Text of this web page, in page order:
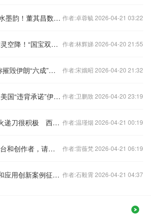
解锁“行万里路”的山水墨韵！董其昌数字水墨限量发行 作者:卓蓉毓 2026-04-21 03:22
黑白萌宠携手金色精灵空降！“国宝双辉·守护珍稀”数字作品发行 作者:林辉娣 2026-04-20 21:55
以军披露作战细节 称摧毁伊朗“六成”导弹发射装置 作者:宋娥昭 2026-04-20 21:32
伊朗军方发言人：因美国“违背承诺”伊方已恢复对霍尔木兹海峡的控制 作者:卫鹏致 2026-04-20 23:19
观天下·俄乌冲突|拱火递刀很积极 西方对乌财政“画饼”仅兑现不到一半 作者:温瑾烟 2026-04-21 00:19
AI写稿年入百万？平台和创作者，请守住最后的底线 作者:雷薇梵 2026-04-21 06:19
2024年RISC-V产品和应用创新案例征集活动公告 作者:石毅霄 2026-04-21 04:37